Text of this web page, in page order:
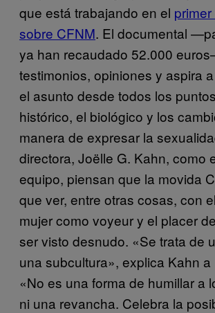
que está trabajando en el
sobre CFNM. El documental
ya han recaudado 52.000
testimonios, opiniones y aspira
el asunto desde todos los
histórico, el biológico y los
manera de expresar la
directora, Joëlle G. Kahn, como
equipo, piensan que la movida
que ver, entre otras cosas, con
mujer como voyeur y el placer
ser visto desnudo. «Se trata de
una subcultura», explica Kahn a
«No es una forma de humillar a
ni una revancha. Celebra la